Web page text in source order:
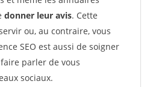
donner leur avis. Cette
ou, au contraire, vous
SEO est aussi de soigner
parler de vous
sociaux.